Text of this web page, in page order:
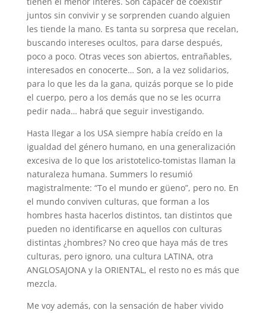
juntos sin convivir y se sorprenden cuando alguien
les tiende la mano. Es tanta su sorpresa que recelan,
buscando intereses ocultos, para darse después,
poco a poco. Otras veces son abiertos, entrañables,
interesados en conocerte… Son, a la vez solidarios,
para lo que les da la gana, quizás porque se lo pide
el cuerpo, pero a los demás que no se les ocurra
pedir nada… habrá que seguir investigando.
Hasta llegar a los USA siempre había creído en la
igualdad del género humano, en una generalización
excesiva de lo que los aristotelico-tomistas llaman la
naturaleza humana. Summers lo resumió
magistralmente: “To el mundo er güeno”, pero no. En
el mundo conviven culturas, que forman a los
hombres hasta hacerlos distintos, tan distintos que
pueden no identificarse en aquellos con culturas
distintas ¿hombres? No creo que haya más de tres
culturas, pero ignoro, una cultura LATINA, otra
ANGLOSAJONA y la ORIENTAL, el resto no es más que
mezcla.
Me voy además, con la sensación de haber vivido